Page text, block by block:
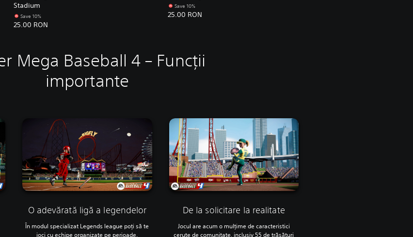
Stadium
Save 10%
25.00 RON
Save 10%
25.00 RON
Mega Baseball 4 – Funcții
importante
O adevărată ligă a legendelor
În modul specializat Legends league poți să te
joci cu echipe organizate pe perioade.
De la solicitare la realitate
Jocul are acum o mulțime de caracteristici
cerute de comunitate, inclusiv 55 de trăsături